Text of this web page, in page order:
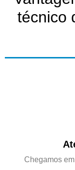
técnico
Chegamos